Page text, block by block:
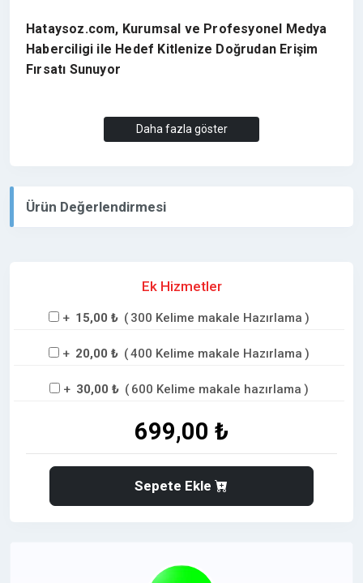
Hataysoz.com, Kurumsal ve Profesyonel Medya
Haberciligi ile Hedef Kitlenize Doğrudan Erişim
Fırsatı Sunuyor
Hatay ve Türkiye,de geniş okuyucu kitlesine sahip, en
güncel gelişmeleri ve son dakika haberleri uzman
çarpıcı haberleri ile bölgede ziyaretçi trafigi elde
Tanıtım yazılarınızda,
bilinirliğinizi, itibarınızı veSEO performansınızı
ve hedef kitleyle doğrudan etkileşim fırsatı yaratarak
➡️ Tanıtımlarınızda Marka Bilinirliğinizi Katmanlı
Şekilde Artırmada hataysoz.com, un Güçlü Etkisi
hataysoz.com Avantajları Size Ne Saglar ?
⬆️ Dijital PR ile tutarlı marka imajı
Daha fazla göster
Ürün Değerlendirmesi
Ek Hizmetler
+ 15,00 ₺ ( 300 Kelime makale Hazırlama )
+ 20,00 ₺ (400 Kelime makale Hazırlama )
+ 30,00 ₺ ( 600 Kelime makale hazırlama )
699,00 ₺
Sepete Ekle